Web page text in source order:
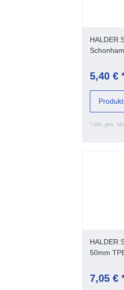
HALDER
5,40 €
* inkl. ges.
HALDER
50mm
7,05 €